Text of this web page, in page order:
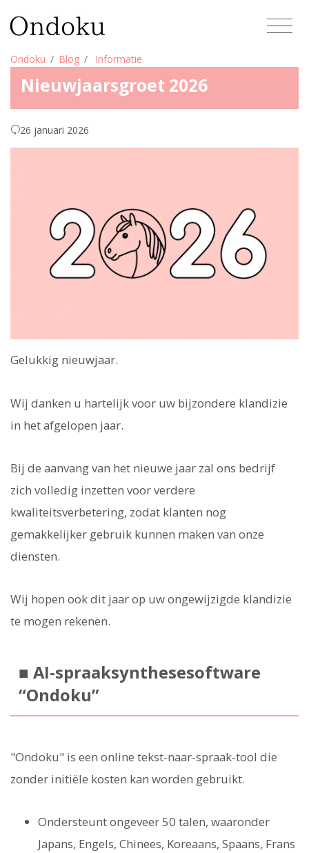
Ondoku Blog Informatie
Nieuwjaarsgroet 2026
26 januari 2026
Gelukkig nieuwjaar.
Wij danken u hartelijk voor uw bijzondere klandizie
in het afgelopen jaar.
Bij de aanvang van het nieuwe jaar zal ons bedrijf
zich volledig inzetten voor verdere
kwaliteitsverbetering, zodat klanten nog
gemakkelijker gebruik kunnen maken van onze
diensten.
Wij hopen ook dit jaar op uw ongewijzigde klandizie
te mogen rekenen.
■ AI-spraaksynthesesoftware
“Ondoku”
"Ondoku" is een online tekst-naar-spraak-tool die
zonder initiële kosten kan worden gebruikt.
Ondersteunt ongeveer 50 talen, waaronder
Japans, Engels, Chinees, Koreaans, Spaans, Frans